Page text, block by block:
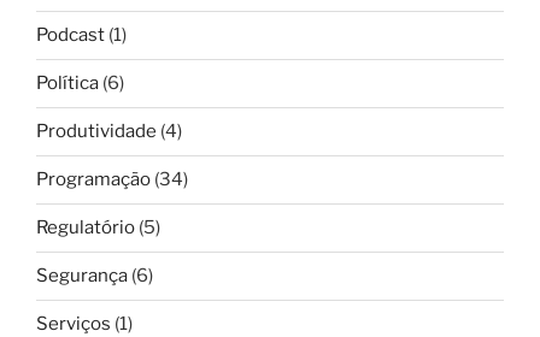
Podcast (1)
Política (6)
Produtividade (4)
Programação (34)
Regulatório (5)
Segurança (6)
Serviços (1)